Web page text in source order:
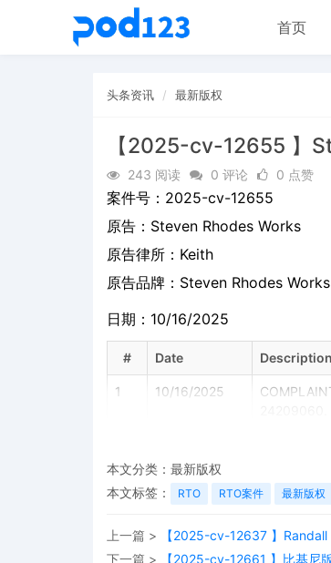
首页
头条资讯 最新版权
【2025-cv-12655 】
243 阅读 0 评论 0 点赞
案件号： 2025-cv-12655
原告： Steven Rhodes Works
原告律所：Keith
原告品牌： Steven Rhodes Works
日期：10/16/2025
# Date Description
1 10/16/2025
本文分类： 最新版权
本文标签：
RTO RTO案件 最新版权
上一篇 >
【2025-cv-12637 】
下一篇 >
【2025-cv-12661 】比基尼